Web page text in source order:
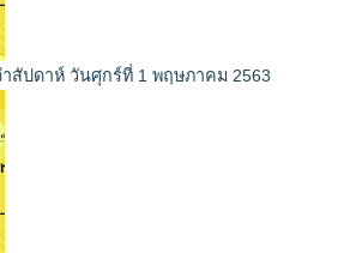
สัปดาห์ วันศุกร์ที่ 1 พฤษภาคม 2563